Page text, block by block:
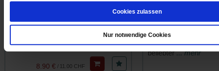
Cookies zulassen
Nur notwendige Cookies
Flüchtlinge
Diese Menschen sind ein Geschenk
... mehr
11.00 CHF
/
8.90 €
Publik-Forum EXTRA
Männer am Herd
An die Töpfe, fertig,
Kochgruppen werden
beliebter... mehr